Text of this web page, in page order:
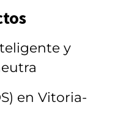
y
en Vitoria-